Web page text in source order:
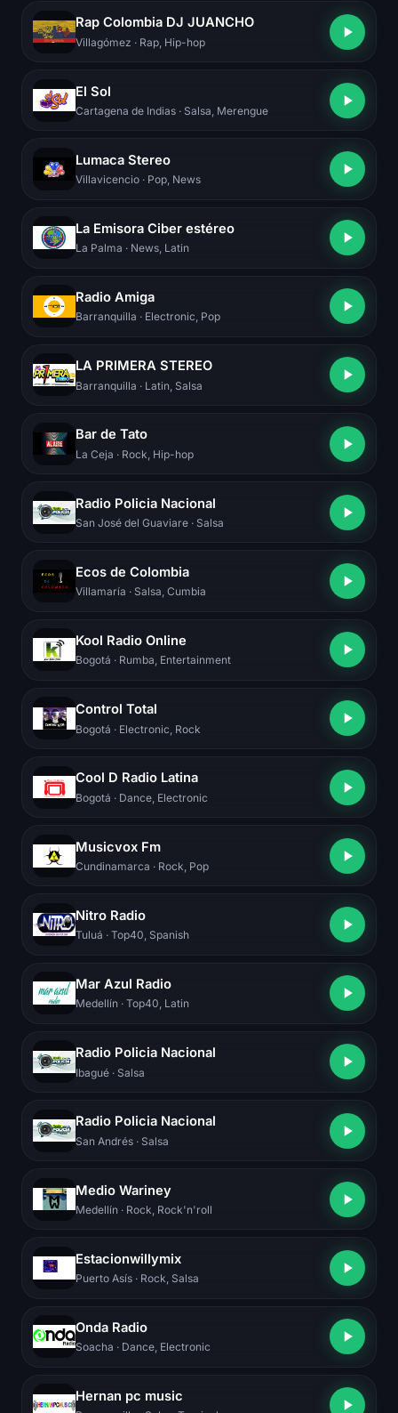
Rap Colombia DJ JUANCHO
Villagómez · Rap, Hip-hop
El Sol
Cartagena de Indias · Salsa, Merengue
Lumaca Stereo
Villavicencio · Pop, News
La Emisora Ciber estéreo
La Palma · News, Latin
Radio Amiga
Barranquilla · Electronic, Pop
LA PRIMERA STEREO
Barranquilla · Latin, Salsa
Bar de Tato
La Ceja · Rock, Hip-hop
Radio Policia Nacional
San José del Guaviare · Salsa
Ecos de Colombia
Villamaría · Salsa, Cumbia
Kool Radio Online
Bogotá · Rumba, Entertainment
Control Total
Bogotá · Electronic, Rock
Cool D Radio Latina
Bogotá · Dance, Electronic
Musicvox Fm
Cundinamarca · Rock, Pop
Nitro Radio
Tuluá · Top40, Spanish
Mar Azul Radio
Medellín · Top40, Latin
Radio Policia Nacional
Ibagué · Salsa
Radio Policia Nacional
San Andrés · Salsa
Medio Wariney
Medellín · Rock, Rock'n'roll
Estacionwillymix
Puerto Asís · Rock, Salsa
Onda Radio
Soacha · Dance, Electronic
Hernan pc music